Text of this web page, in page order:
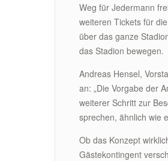
Weg für Jedermann
weiteren Tickets für
über das ganze
das Stadion bewegen.
Andreas Hensel,
an: „Die Vorgabe der
weiterer Schritt zur
sprechen, ähnlich wie
Ob das Konzept
Gästekontingent